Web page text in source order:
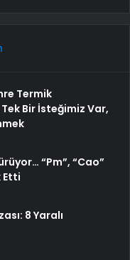
Termik
Bir İsteğimiz Var,
“Pm”, “Cao”
Etti
8 Yaralı